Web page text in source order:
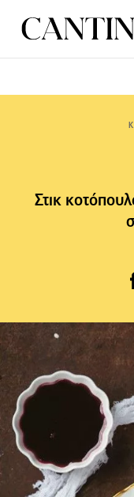
Στικ